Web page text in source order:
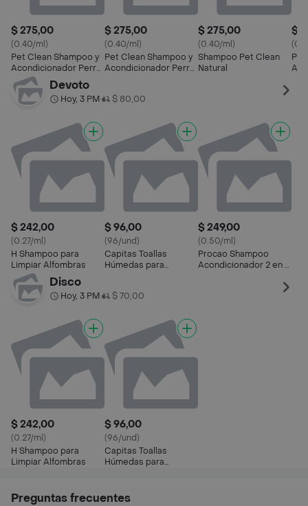
$ 275,00
(0.40/ml)
Pet Clean Shampoo y
Acondicionador Perro
Pelo Oscuro 700 mL
$ 275,00
(0.40/ml)
Pet Clean Shampoo y
Acondicionador Perro
$ 275,00
(0.40/ml)
Shampoo Pet Clean
Natural
$
Pet
Devoto
Hoy, 3 PM• $ 80,00
$ 242,00
(0.27/ml)
H Shampoo para
Limpiar Alfombras
$ 96,00
(96/und)
Capitas Toallas
Húmedas para
$ 249,00
(0.50/ml)
Procao Shampoo
Acondicionador 2 en 1
Disco
Hoy, 3 PM• $ 70,00
$ 242,00
(0.27/ml)
H Shampoo para
Limpiar Alfombras
$ 96,00
(96/und)
Capitas Toallas
Húmedas para
Preguntas frecuentes